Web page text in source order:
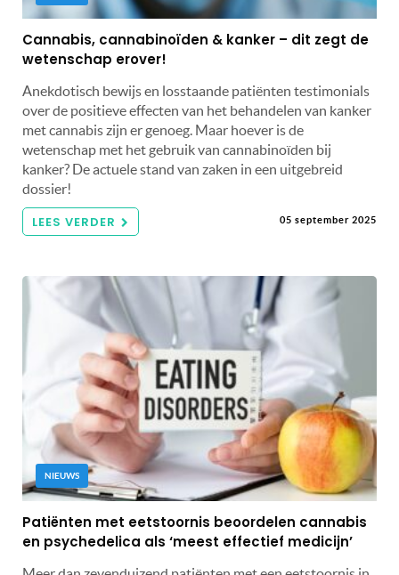
Cannabis, cannabinoïden & kanker – dit zegt de
wetenschap erover!
Anekdotisch bewijs en losstaande patiënten testimonials
over de positieve effecten van het behandelen van kanker
met cannabis zijn er genoeg. Maar hoever is de
wetenschap met het gebruik van cannabinoïden bij
kanker? De actuele stand van zaken in een uitgebreid
dossier!
LEES VERDER 05 september 2025
NIEUWS
Patiënten met eetstoornis beoordelen cannabis
en psychedelica als ‘meest effectief medicijn’